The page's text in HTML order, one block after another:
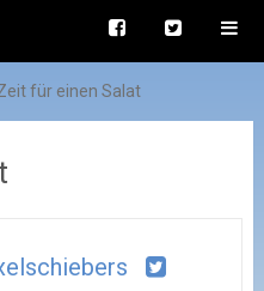
für einen Salat